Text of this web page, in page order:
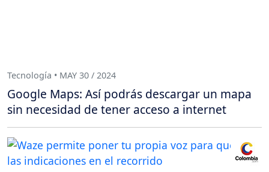
Tecnología • MAY 30 / 2024
Google Maps: Así podrás descargar un mapa
sin necesidad de tener acceso a internet